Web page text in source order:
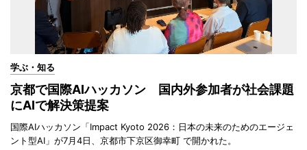
学ぶ・知る
京都で国際AIハッカソン 国内外参加者が社会課題
にAIで解決策提案
国際AIハッカソン「Impact Kyoto 2026：日本の未来のためのエージェ
ント型AI」が7月4日、京都市下京区御幸町 で開かれた。